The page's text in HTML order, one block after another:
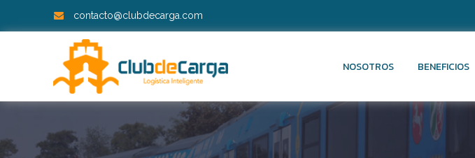
contacto@clubdecarga.com
NOSOTROS BENEFICIOS